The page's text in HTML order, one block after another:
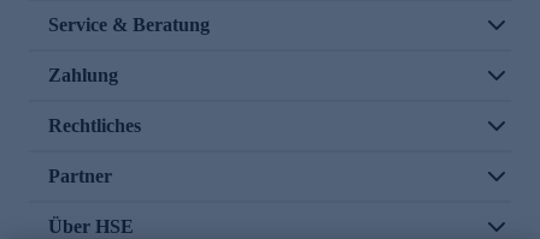
Service & Beratung
Zahlung
Rechtliches
Partner
Über HSE